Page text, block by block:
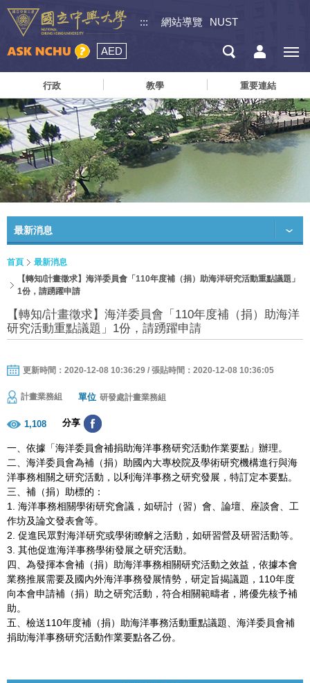
::: 網站導覽 NUST
AED
行政 教學 重要連結
最新消息
首頁
最新消息
【轉知/計畫徵求】海洋委員會「110年度補（捐）助海洋研究活動重點議題」
1份，請踴躍申請
【轉知/計畫徵求】海洋委員會「110年度補（捐）助海洋
研究活動重點議題」1份，請踴躍申請
更新時間：2020-12-08 10:36:29 / 張貼時間：2020-12-08 10:36:05
計畫業務組 單位 研發處計畫業務組
1,108 分享
一、依據「海洋委員會補捐助海洋事務研究活動作業要點」辦理。
二、海洋委員會為補（捐）助國內大專校院及學術研究機構進行與海
洋事務相關之研究活動，以利海洋事務之研究發展，特訂定本要點。
三、補（捐）助標的：
1. 海洋事務相關學術研究會議，如研討（習）會、論壇、座談會、工
作坊及論文發表會等。
2. 促進民眾對海洋研究或學術瞭解之活動，如研習營及研習活動等。
3. 其他促進海洋事務學術發展之研究活動。
四、為發揮本會補（捐）助海洋事務相關研究活動之效益，依據本會
業務推展需要及國內外海洋事務發展情勢，研定旨揭議題，110年度
向本會申請補（捐）助之研究活動，符合相關範疇者，將優先核予補
助。
五、檢送110年度補（捐）助海洋事務活動重點議題、海洋委員會補
捐助海洋事務研究活動作業要點各乙份。